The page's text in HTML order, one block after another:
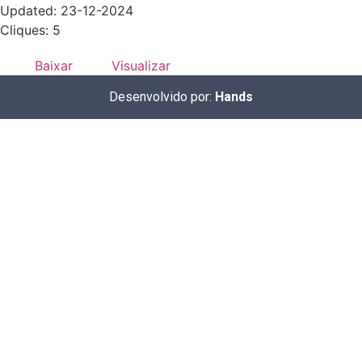
Updated: 23-12-2024
Cliques: 5
Baixar Visualizar
Desenvolvido por: Hands